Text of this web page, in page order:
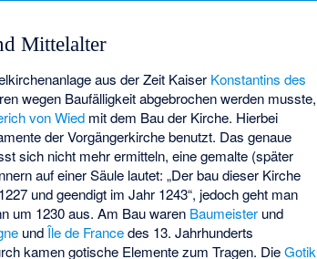
Mittelalter
aus der Zeit Kaiser Konstantins des
wegen Baufälligkeit abgebrochen werden musste,
von Wied mit dem Bau der Kirche. Hierbei
der Vorgängerkirche benutzt. Das genaue
sich nicht mehr ermitteln, eine gemalte (später
auf einer Säule lautet: „Der bau dieser Kirche
und geendigt im Jahr 1243“, jedoch geht man
um 1230 aus. Am Bau waren Baumeister und
undÎle de Francedes 13. Jahrhunderts
kamen gotische Elemente zum Tragen. DieGotik